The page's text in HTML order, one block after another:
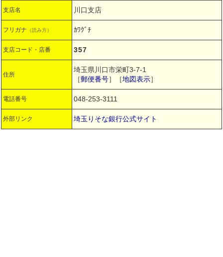
支店名 川口支店
フリガナ （読み方） ｶﾜｸﾞﾁ
支店コード・店番 357
住所
埼玉県川口市栄町3-7-1
［郵便番号］［地図表示］
電話番号 048-253-3111
外部リンク 埼玉りそな銀行公式サイト